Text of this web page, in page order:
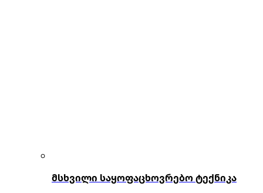
მსხვილი საყოფაცხოვრებო ტექნიკა